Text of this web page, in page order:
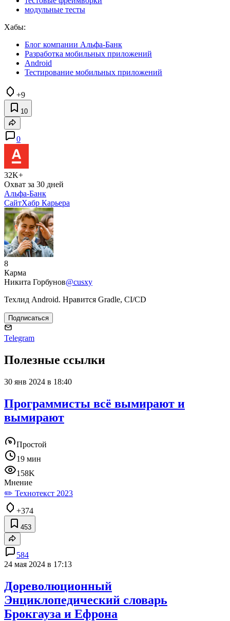
модульные тесты
Хабы:
Блог компании Альфа-Банк
Разработка мобильных приложений
Android
Тестирование мобильных приложений
+9
10
0
32K+
Охват за 30 дней
Альфа-Банк
СайтХабр Карьера
8
Карма
Никита Горбунов@cusxy
Техлид Android. Нравится Gradle, CI/CD
Подписаться
Telegram
Полезные ссылки
30 янв 2024 в 18:40
Программисты всё вымирают и
вымирают
Простой
19 мин
158K
Мнение
✏️ Технотекст 2023
+374
453
584
24 мая 2024 в 17:13
Дореволюционный
Энциклопедический словарь
Брокгауза и Ефрона